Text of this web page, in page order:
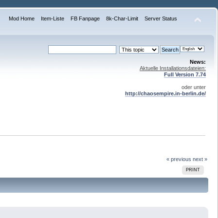
Mod Home Item-Liste FB Fanpage 8k-Char-Limit Server Status
News:
Aktuelle Installationsdateien:
Full Version 7.74
oder unter
http://chaosempire.in-berlin.de/
« previous next »
PRINT